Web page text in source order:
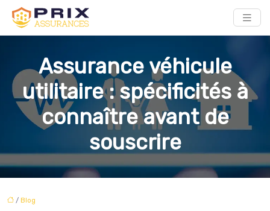
Assurance véhicule
utilitaire : spécificités à
connaître avant de
souscrire
/ Blog